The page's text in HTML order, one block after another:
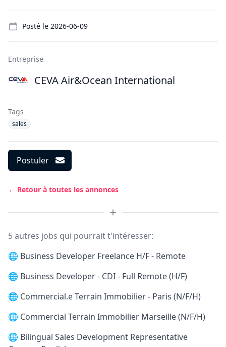
Posté le 2026-06-09
Entreprise
CEVA Air&Ocean International
Tags
sales
Postuler
← Retour à toutes les annonces
5 autres jobs qui pourrait t'intéresser:
🌐 Business Developer Freelance H/F - Remote
🌐 Business Developer - CDI - Full Remote (H/F)
🌐 Commercial.e Terrain Immobilier - Paris (N/F/H)
🌐 Commercial Terrain Immobilier Marseille (N/F/H)
🌐 Bilingual Sales Development Representative